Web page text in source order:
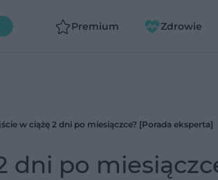
Premium Zdrowie
w ciążę 2 dni po miesiączce? [Porada eksperta]
dni po